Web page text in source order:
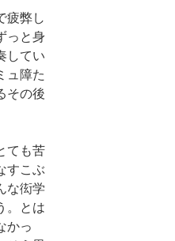
疲弊し
っと身
してい
ュ障た
その後
ても苦
すこぶ
な衒学
。とは
かっ